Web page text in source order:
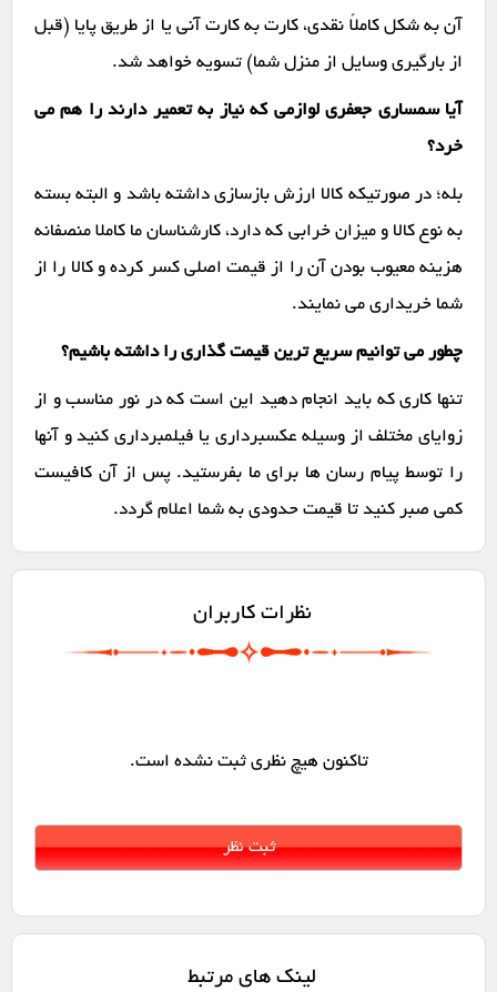
آن به شکل کاملاً نقدی، کارت به کارت آنی یا از طریق پایا (قبل
از بارگیری وسایل از منزل شما) تسویه خواهد شد.
آیا سمساری جعفری لوازمی که نیاز به تعمیر دارند را هم می
خرد؟
بله؛ در صورتیکه کالا ارزش بازسازی داشته باشد و البته بسته
به نوع کالا و میزان خرابی که دارد، کارشناسان ما کاملا منصفانه
هزینه معیوب بودن آن را از قیمت اصلی کسر کرده و کالا را از
شما خریداری می نمایند.
چطور می توانیم سریع ترین قیمت گذاری را داشته باشیم؟
تنها کاری که باید انجام دهید این است که در نور مناسب و از
زوایای مختلف از وسیله عکسبرداری یا فیلمبرداری کنید و آنها
را توسط پیام رسان ها برای ما بفرستید. پس از آن کافیست
کمی صبر کنید تا قیمت حدودی به شما اعلام گردد.
نظرات کاربران
تاکنون هیچ نظری ثبت نشده است.
لینک های مرتبط